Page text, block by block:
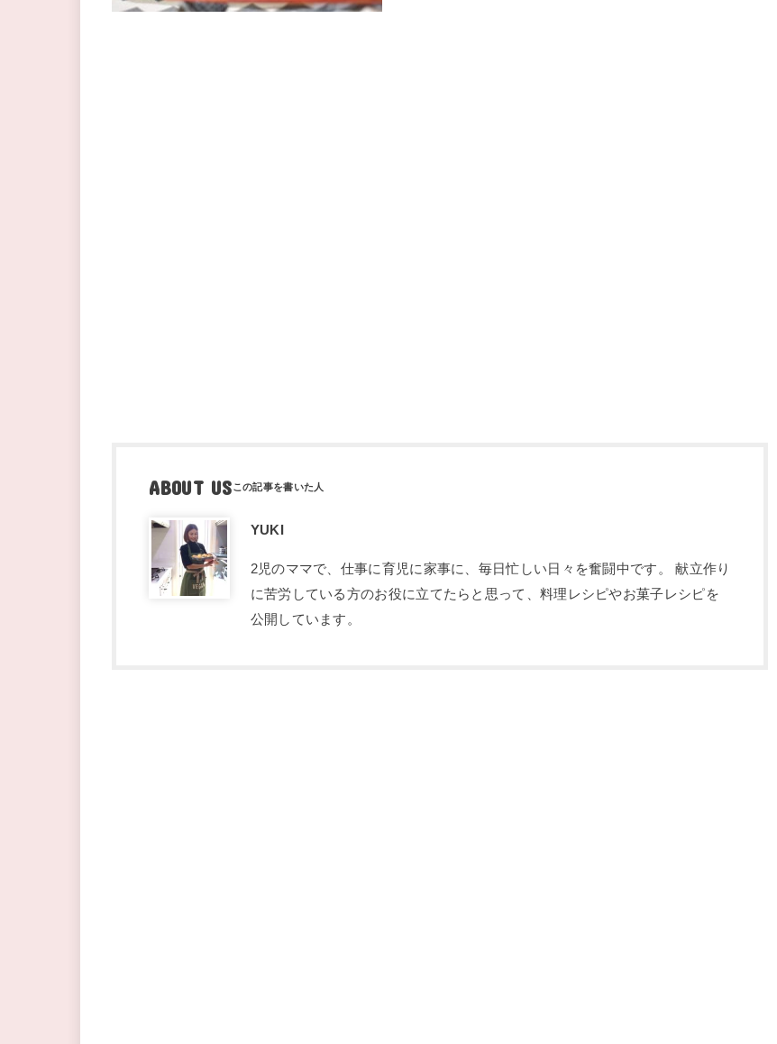
ABOUT US
YUKI
2児のママで、仕事に育児に家事に、毎日忙しい日々を奮闘中です。 献立作り
に苦労している方のお役に立てたらと思って、料理レシピやお菓子レシピを
公開しています。